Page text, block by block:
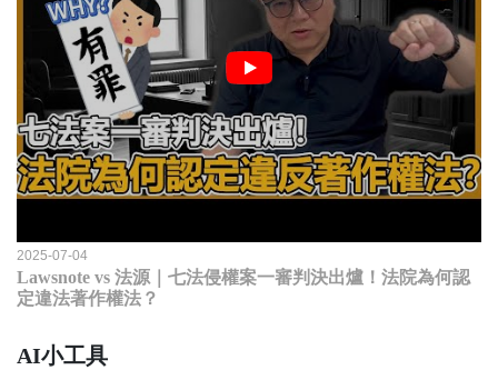
2025-07-04
Lawsnote vs 法源｜七法侵權案一審判決出爐！法院為何認
定違法著作權法？
AI小工具